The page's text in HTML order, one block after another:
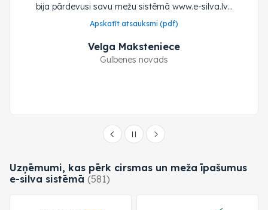
bija pārdevusi savu mežu sistēmā www.e-silva.lv...
Apskatīt atsauksmi (pdf)
Velga Maksteniece
Gulbenes novads
Uzņēmumi, kas pērk cirsmas un meža īpašumus
e-silva sistēmā (581)